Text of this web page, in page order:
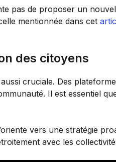
pas de proposer un
mentionnée dans cet
des citoyens
cruciale. Des
Il est essentiel
vers une stratégie
avec les